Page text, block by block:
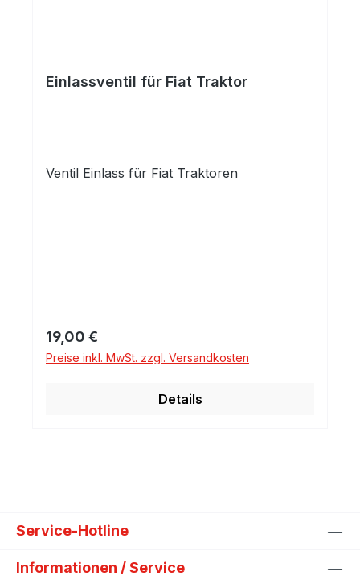
Einlassventil für Fiat Traktor
Ventil Einlass für Fiat Traktoren
Regulärer Preis:
19,00 €
Preise inkl. MwSt. zzgl. Versandkosten
Details
Service-Hotline
Informationen / Service